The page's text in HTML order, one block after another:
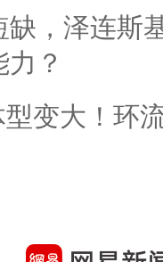
缺，泽连斯
？
型变大！环